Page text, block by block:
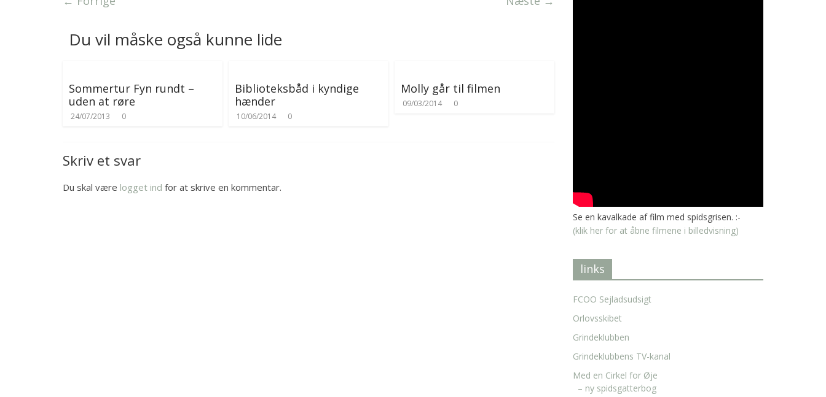
Du vil måske også kunne lide
Sommertur Fyn rundt –
uden at røre
24/07/2013 0
Biblioteksbåd i kyndige
hænder
10/06/2014 0
Molly går til filmen
09/03/2014 0
Skriv et svar
Du skal være logget ind for at skrive en kommentar.
Se en kavalkade af film med spidsgrisen. :-
(klik her for at åbne filmene i billedvisning)
links
FCOO Sejladsudsigt
Orlovsskibet
Grindeklubben
Grindeklubbens TV-kanal
Med en Cirkel for Øje
– ny spidsgatterbog